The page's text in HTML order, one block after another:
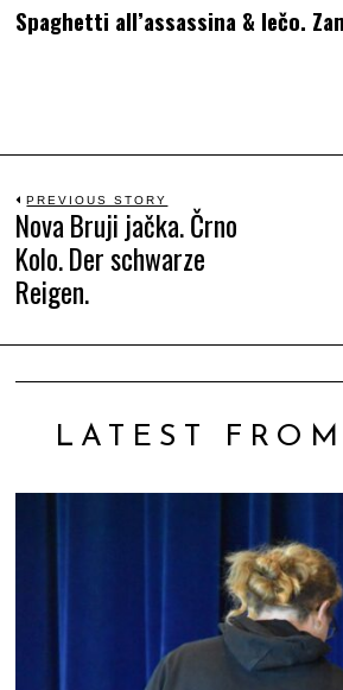
Spaghetti all’assassina & lečo.
Beitrags-
Navigation
PREVIOUS STORY
Previous
post:
Nova Bruji jačka. Črno
Kolo. Der schwarze
Reigen.
LATEST